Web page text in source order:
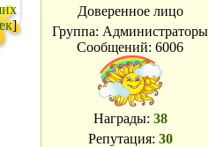
]
Доверенное лицо
Группа: Администраторы
Сообщений: 6006
Награды: 38
Репутация: 30